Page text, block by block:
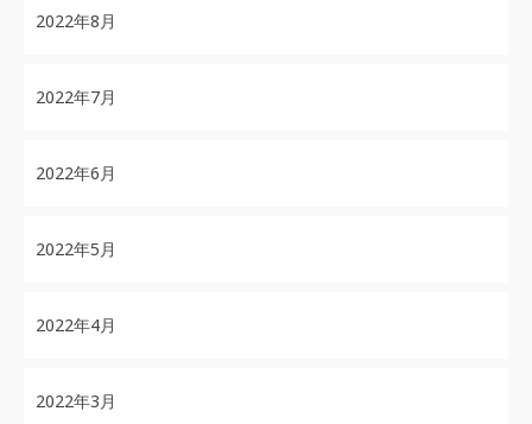
2022年8月
2022年7月
2022年6月
2022年5月
2022年4月
2022年3月